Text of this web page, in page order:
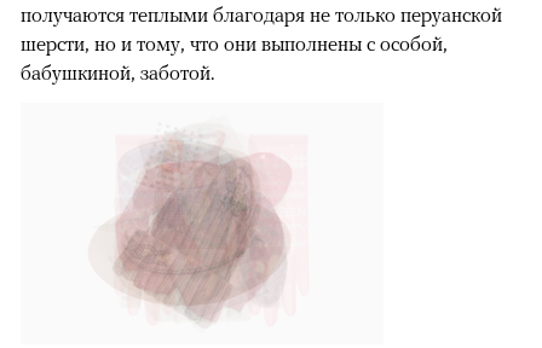
получаются теплыми благодаря не только перуанской
шерсти, но и тому, что они выполнены с особой,
бабушкиной, заботой.